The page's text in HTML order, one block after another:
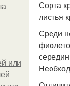
или
Сорта
листья
Среди